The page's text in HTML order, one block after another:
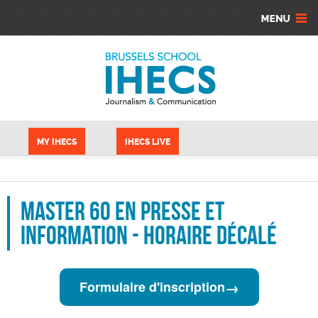
MY IHECS IHECS LIVE
Master 60 en Presse et
Information - Horaire décalé
Formulaire d'inscription→